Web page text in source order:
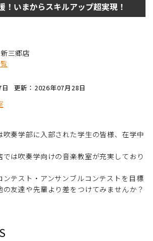
！いまからスキルアップ超実現！
三郷店
更新：2026年07月28日
吹奏学部に入部された学生の皆様、在学中
では吹奏学向けの音楽教室が充実しており
ンテスト・アンサンブルコンテストを目標
友達や先輩より差をつけてみませんか？